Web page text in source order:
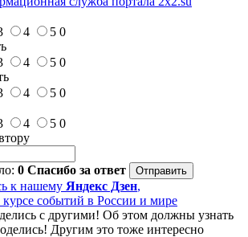
4 5 0
4 5 0
4 5 0
4 5 0
0 Спасибо за ответ
к нашему Яндекс Дзен,
событий в России и мире
с другими! Об этом должны узнать
Другим это тоже интересно